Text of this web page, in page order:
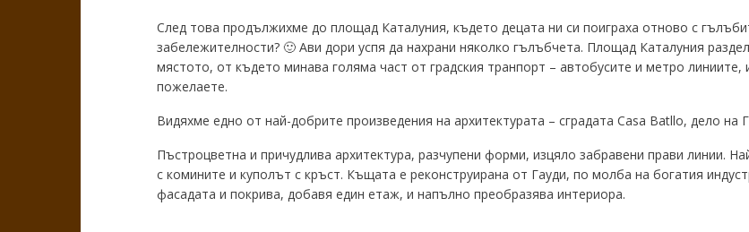
След това продължихме до площад Каталуния, където децата ни си поиграха отново с
забележителности? 🙂 Ави дори успя да нахрани няколко гълъбчета. Площад Каталуния
мястото, от където минава голяма част от градския транпорт – автобусите и метро
пожелаете.
Видяхме едно от най-добрите произведения на архитектурата – сградата Casa Batllo, дело на
Пъстроцветна и причудлива архитектура, разчупени форми, изцяло забравени прави линии.
с комините и куполът с кръст. Къщата е реконструирана от Гауди, по молба на богатия
фасадата и покрива, добавя един етаж, и напълно преобразява интериора.